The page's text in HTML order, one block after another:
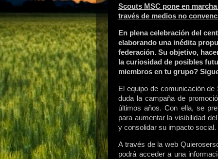
Scouts MSC pone en
través de medios no
En plena celebración del
elaborando una inédita
federación. Su objetivo,
la curiosidad de posibles
miembros en tu grupo?
El equipo de comunicación
duda la campaña de
últimos años. Con ella, se
para aumentar la visibilidad
y consolidar su impacto social.
A través de la web
podrá acceder a una